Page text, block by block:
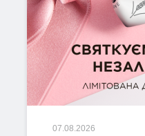
07.08.2026